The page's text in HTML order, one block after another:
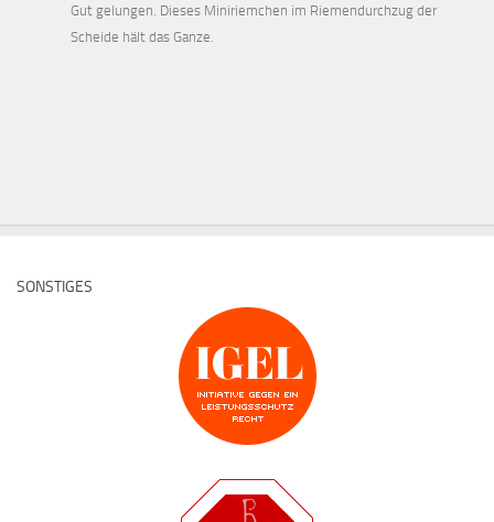
Gut gelungen. Dieses Miniriemchen im Riemendurchzug der
Scheide hält das Ganze.
SONSTIGES